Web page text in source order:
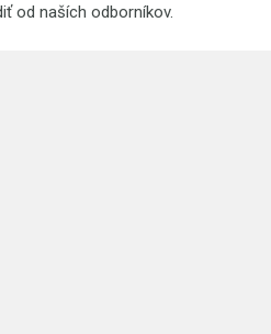
od naších odborníkov.